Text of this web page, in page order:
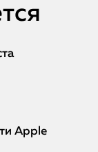
Apple